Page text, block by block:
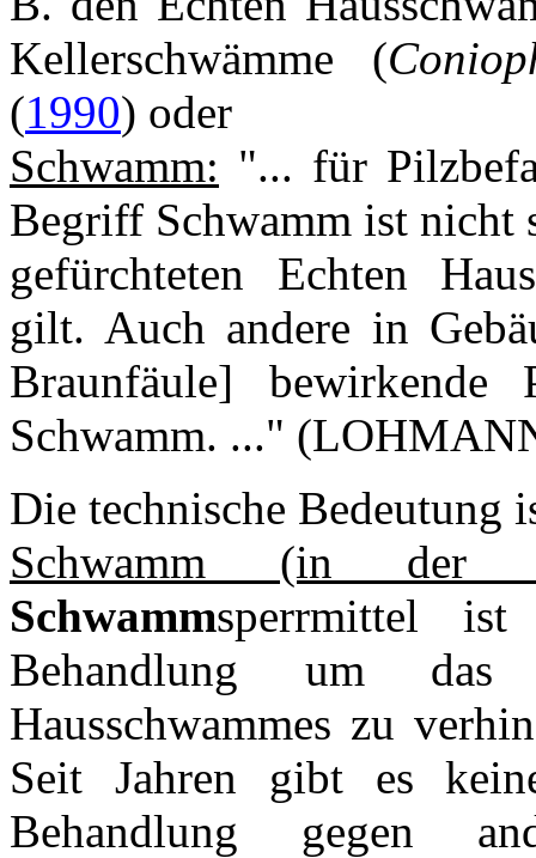
Kellerschwämme (
(1990) oder
Schwamm: "... für
Begriff Schwamm ist nicht
gefürchteten Echten
gilt. Auch andere in
Braunfäule]
Schwamm. ..."
Die technische Bedeutung
Schwamm (in der
Schwammsperrmittel
Behandlung um das
Hausschwammes zu
Seit Jahren gibt es
Behandlung gegen